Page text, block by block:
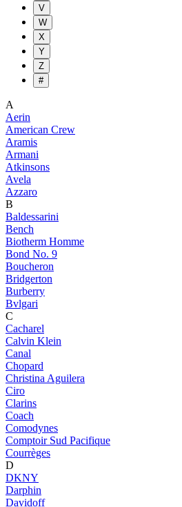
V
W
X
Y
Z
#
A
Aerin
American Crew
Aramis
Armani
Atkinsons
Avela
Azzaro
B
Baldessarini
Bench
Biotherm Homme
Bond No. 9
Boucheron
Bridgerton
Burberry
Bvlgari
C
Cacharel
Calvin Klein
Canal
Chopard
Christina Aguilera
Ciro
Clarins
Coach
Comodynes
Comptoir Sud Pacifique
Courrèges
D
DKNY
Darphin
Davidoff